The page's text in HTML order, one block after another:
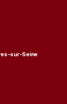
sur-Seine